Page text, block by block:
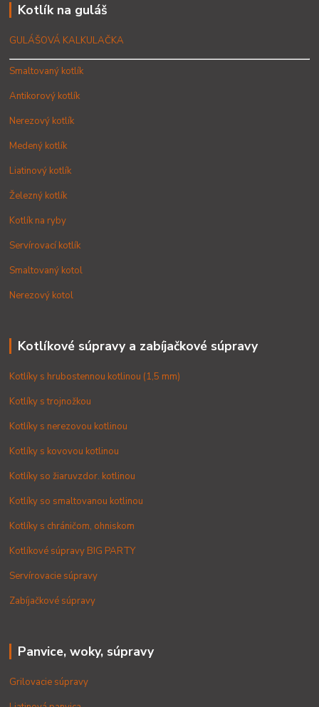
Kotlík na guláš
GULÁŠOVÁ KALKULAČKA
Smaltovaný kotlík
Antikorový kotlík
Nerezový kotlík
Medený kotlík
Liatinový kotlík
Železný kotlík
Kotlík na ryby
Servírovací kotlík
Smaltovaný kotol
Nerezový kotol
Kotlíkové súpravy a zabíjačkové súpravy
Kotlíky s hrubostennou kotlinou (1,5 mm)
Kotlíky s trojnožkou
Kotlíky s nerezovou kotlinou
Kotlíky s kovovou kotlinou
Kotlíky so žiaruvzdor. kotlinou
Kotlíky so smaltovanou kotlinou
Kotlíky s chráničom, ohniskom
Kotlíkové súpravy BIG PARTY
Servírovacie súpravy
Zabíjačkové súpravy
Panvice, woky, súpravy
Grilovacie súpravy